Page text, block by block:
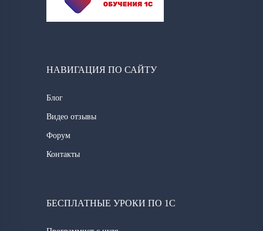
НАВИГАЦИЯ ПО САЙТУ
Блог
Видео отзывы
Форум
Контакты
БЕСПЛАТНЫЕ УРОКИ ПО 1С